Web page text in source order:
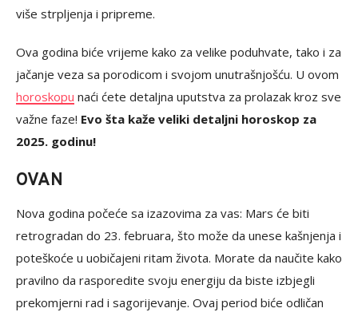
više strpljenja i pripreme.
Ova godina biće vrijeme kako za velike poduhvate, tako i za
jačanje veza sa porodicom i svojom unutrašnjošću. U ovom
horoskopu naći ćete detaljna uputstva za prolazak kroz sve
važne faze! Evo šta kaže veliki detaljni horoskop za
2025. godinu!
OVAN
Nova godina počeće sa izazovima za vas: Mars će biti
retrogradan do 23. februara, što može da unese kašnjenja i
poteškoće u uobičajeni ritam života. Morate da naučite kako
pravilno da rasporedite svoju energiju da biste izbjegli
prekomjerni rad i sagorijevanje. Ovaj period biće odličan